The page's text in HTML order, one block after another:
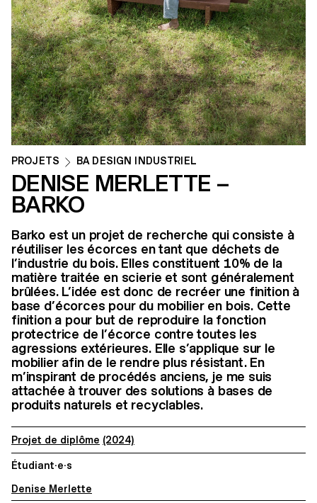
PROJETS BA DESIGN INDUSTRIEL
DENISE MERLETTE –
BARKO
Barko est un projet de recherche qui consiste à
réutiliser les écorces en tant que déchets de
l’industrie du bois. Elles constituent 10% de la
matière traitée en scierie et sont généralement
brûlées. L’idée est donc de recréer une finition à
base d’écorces pour du mobilier en bois. Cette
finition a pour but de reproduire la fonction
protectrice de l’écorce contre toutes les
agressions extérieures. Elle s’applique sur le
mobilier afin de le rendre plus résistant. En
m’inspirant de procédés anciens, je me suis
attachée à trouver des solutions à bases de
produits naturels et recyclables.
Projet de diplôme (2024)
Étudiant·e·s
Denise Merlette